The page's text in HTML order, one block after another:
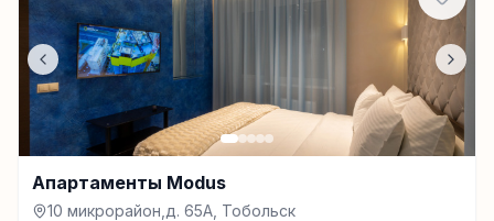
Апартаменты Modus
10 микрорайон,д. 65А, Тобольск